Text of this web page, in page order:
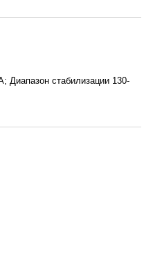
Диапазон стабилизации 130-